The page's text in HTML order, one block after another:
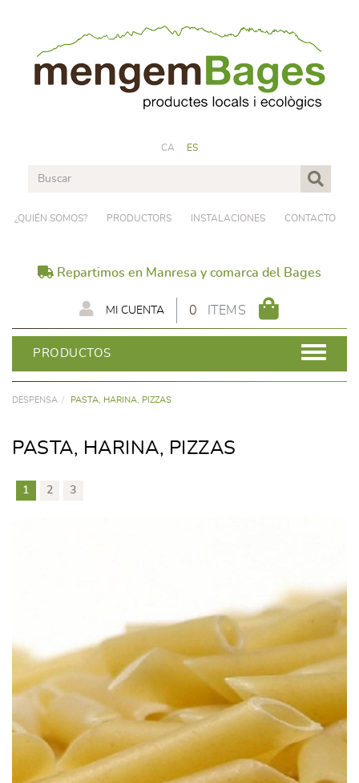
CA ES
¿QUIÉN SOMOS? PRODUCTORS INSTALACIONES CONTACTO
Repartimos en Manresa y comarca del Bages
0 ITEMS
MI CUENTA
PRODUCTOS
DESPENSA PASTA, HARINA, PIZZAS
PASTA, HARINA, PIZZAS
1 2 3